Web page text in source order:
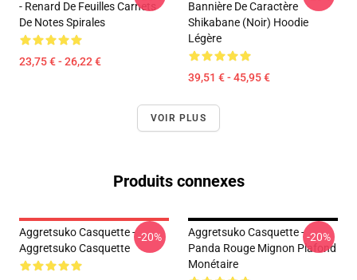
- Renard De Feuilles Carnets
De Notes Spirales
23,75 € - 26,22 €
Bannière De Caractère
Shikabane (noir) Hoodie
Légère
39,51 € - 45,95 €
VOIR PLUS
Produits connexes
Aggretsuko Casquette -
Aggretsuko Casquette
-20%
Aggretsuko Casquette -
Panda Rouge Mignon Plafond
Monétaire
-20%